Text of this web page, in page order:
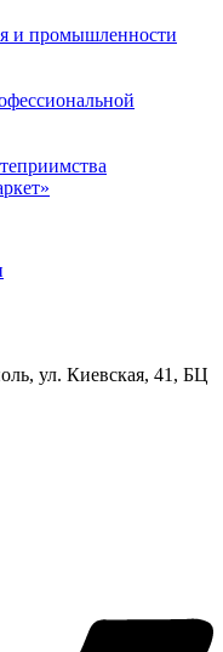
и промышленности
ул. Киевская, 41, БЦ